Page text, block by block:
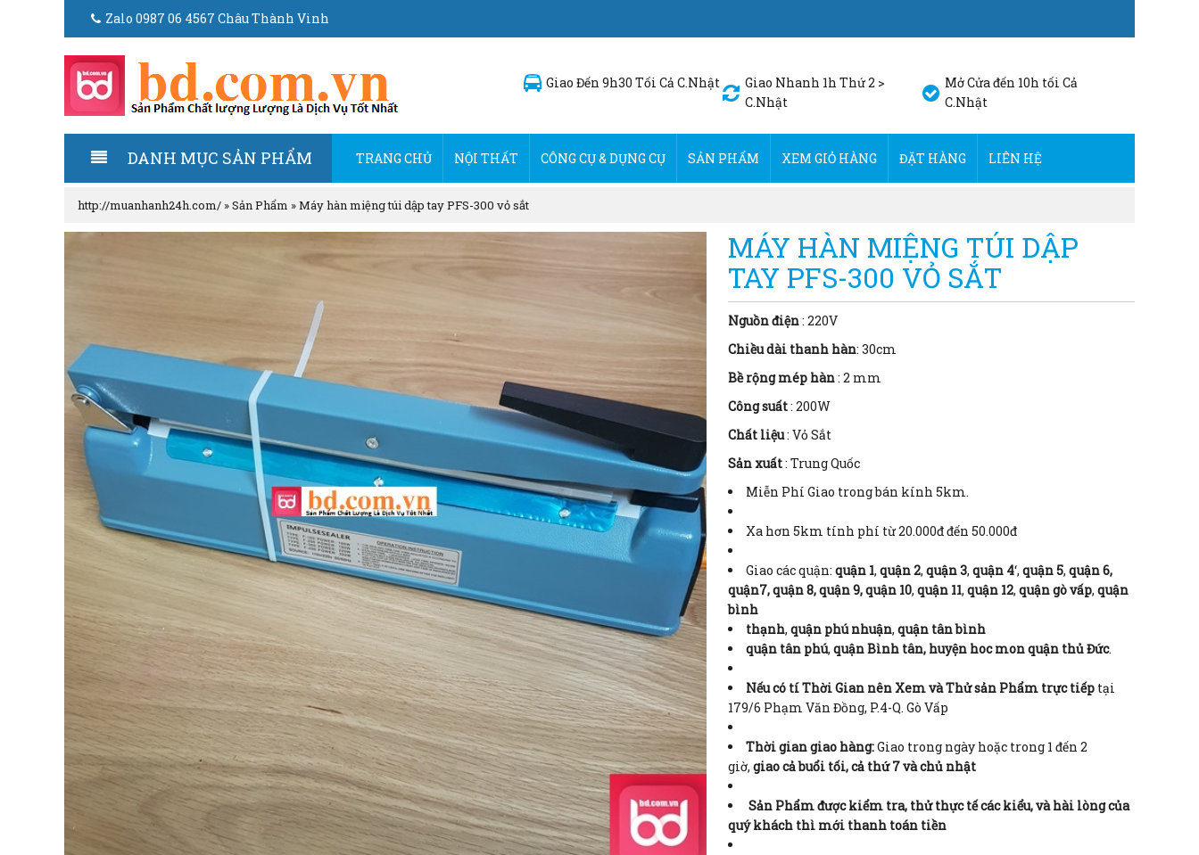
Zalo 0987 06 4567 Châu Thành Vinh
Giao Đến 9h30 Tối Cả C.Nhật
Giao Nhanh 1h Thứ 2 >
C.Nhật
Mở Cửa đến 10h tối Cả
C.Nhật
DANH MỤC SẢN PHẨM TRANG CHỦ NỘI THẤT CÔNG CỤ & DỤNG CỤ SẢN PHẨM XEM GIỎ HÀNG ĐẶT HÀNG LIÊN HỆ
http://muanhanh24h.com/ »Sản Phẩm »Máy hàn miệng túi dập tay PFS-300 vỏ sắt
MÁY HÀN MIỆNG TÚI DẬP
TAY PFS-300 VỎ SẮT
Nguồn điện: 220V
Chiều dài thanh hàn: 30cm
Bề rộng mép hàn: 2 mm
Công suất: 200W
Chất liệu: Vỏ Sắt
Sản xuất: Trung Quốc
Miễn Phí Giao trong bán kính 5km.
Xa hơn 5km tính phí từ 20.000đ đến 50.000đ
Giao các quận: quận 1, quận 2, quận 3, quận 4‘, quận 5, quận 6,
quận7, quận 8, quận 9,quận 10, quận 11, quận 12, quận gò vấp, quận
bình
thạnh, quận phú nhuận, quận tân bình
quận tân phú, quận Bình tân, huyện hoc monquận thủ Đức.
Nếu có tí Thời Gian nên Xem và Thử sản Phẩm trực tiếp tại
179/6 Phạm Văn Đồng, P.4-Q. Gò Vấp
Thời gian giao hàng:Giao trong ngày hoặc trong 1 đến 2
giờ, giao cả buổi tối, cả thứ 7 và chủ nhật
Sản Phẩm được kiểm tra, thử thực tế các kiểu, và hài lòng của
quý khách thì mới thanh toán tiền